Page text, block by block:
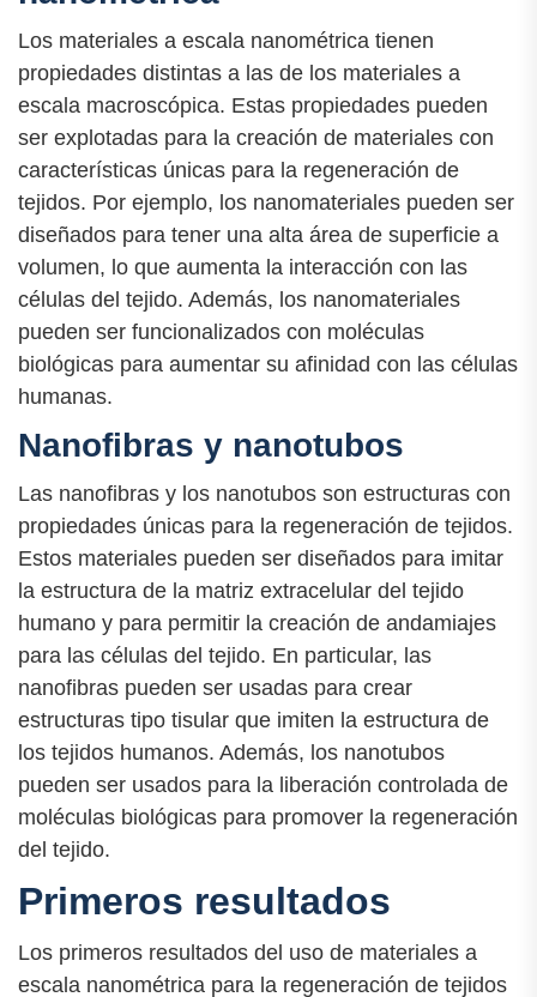
Los materiales a escala nanométrica tienen
propiedades distintas a las de los materiales a
escala macroscópica. Estas propiedades pueden
ser explotadas para la creación de materiales con
características únicas para la regeneración de
tejidos. Por ejemplo, los nanomateriales pueden ser
diseñados para tener una alta área de superficie a
volumen, lo que aumenta la interacción con las
células del tejido. Además, los nanomateriales
pueden ser funcionalizados con moléculas
biológicas para aumentar su afinidad con las células
humanas.
Nanofibras y nanotubos
Las nanofibras y los nanotubos son estructuras con
propiedades únicas para la regeneración de tejidos.
Estos materiales pueden ser diseñados para imitar
la estructura de la matriz extracelular del tejido
humano y para permitir la creación de andamiajes
para las células del tejido. En particular, las
nanofibras pueden ser usadas para crear
estructuras tipo tisular que imiten la estructura de
los tejidos humanos. Además, los nanotubos
pueden ser usados para la liberación controlada de
moléculas biológicas para promover la regeneración
del tejido.
Primeros resultados
Los primeros resultados del uso de materiales a
escala nanométrica para la regeneración de tejidos